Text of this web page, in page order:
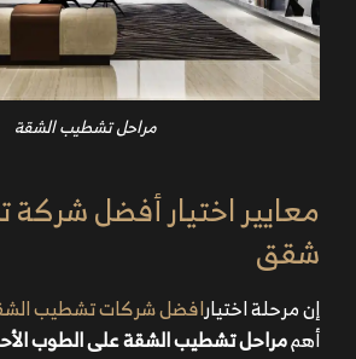
مراحل تشطيب الشقة
معايير اختيار أفضل
شقق
إن مرحلة اختيارافضل شركات تشطيب
أهممراحل تشطيب الشقة على الطوب